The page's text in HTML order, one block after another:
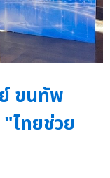
ขนทัพ
ไทยช่วย